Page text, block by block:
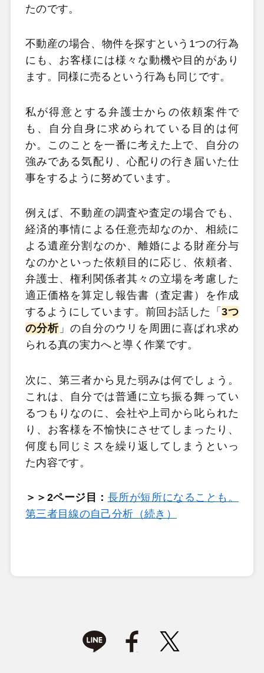
たのです。
不動産の場合、物件を探すという1つの行為
にも、お客様には様々な動機や目的があり
ます。同様に売るという行為も同じです。
私が得意とする弁護士からの依頼案件で
も、自分自身に求められている目的は何
か。このことを一番に考えた上で、自分の
強みである気配り、心配りの行き届いた仕
事をするように努めています。
例えば、不動産の調査や査定の場合でも、
経済的事情による任意売却なのか、相続に
よる遺産分割なのか、離婚による財産分与
なのかといった依頼目的に応じ、依頼者、
弁護士、権利関係者其々の立場を考慮した
適正価格を算定し報告書（査定書）を作成
するようにしています。前回お話した「3つ
の分析 」の自分のウリを周囲に喜ばれ求め
られる真の実力へと導く作業です。
次に、第三者から見た弱みは何でしょう。
これは、自分では普通に立ち振る舞ってい
るつもりなのに、会社や上司から叱られた
り、お客様を不愉快にさせてしまったり、
何度も同じミスを繰り返してしまうといっ
た内容です。
＞＞2ページ目： 長所が短所になることも。
第三者目線の自己分析（続き）